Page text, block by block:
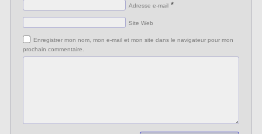
Adresse e-mail *
Site Web
Enregistrer mon nom, mon e-mail et mon site dans le navigateur pour mon
prochain commentaire.